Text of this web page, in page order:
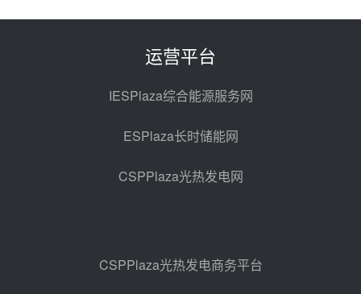
电机组灵活性改造项目三元液态盐
2026-2029年熔盐介质框架协议
中能建华中试研院中标重能新疆
100MW光热项目机组调试及性能
试验
昨天 08-05 10:41
格局
昨天 08-05 09:11
运营平台
IESPlaza综合能源服务网
ESPlaza长时储能网
CSPPlaza光热发电网
CSPPlaza光热发电商务平台